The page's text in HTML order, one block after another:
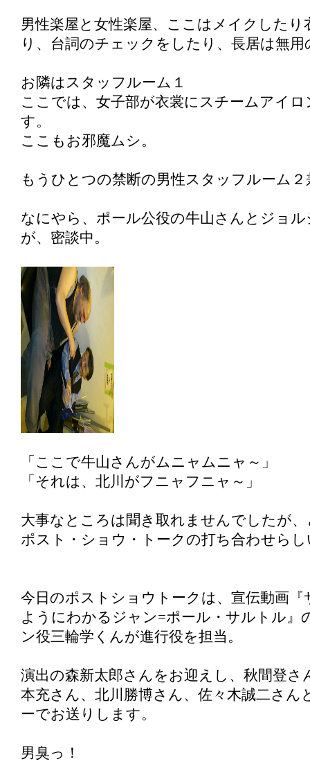
男性楽屋と女性楽屋、ここはメイクしたり
り、台詞のチェックをしたり、長居は無用
お隣はスタッフルーム１
ここでは、女子部が衣裳にスチームアイ
す。
ここもお邪魔ムシ。
もうひとつの禁断の男性スタッフルーム２
なにやら、ポール公役の牛山さんとジョ
が、密談中。
「ここで牛山さんがムニャムニャ～」
「それは、北川がフニャフニャ～」
大事なところは聞き取れませんでしたが
ポスト・ショウ・トークの打ち合わせら
今日のポストショウトークは、宣伝動画
ようにわかるジャン=ポール・サルトル』
ン役三輪学くんが進行役を担当。
演出の森新太郎さんをお迎えし、秋間登さ
本充さん、北川勝博さん、佐々木誠二さん
ーでお送りします。
男臭っ！